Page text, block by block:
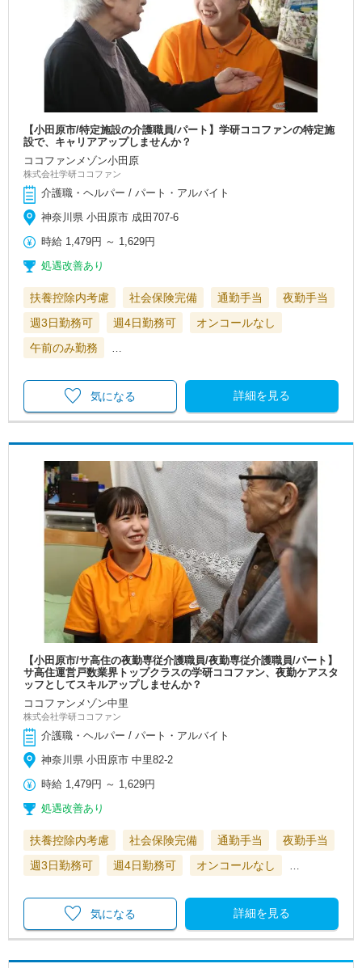
【小田原市/特定施設の介護職員/パート】学研ココファンの特定施
設で、キャリアアップしませんか？
ココファンメゾン小田原
株式会社学研ココファン
介護職・ヘルパー / パート・アルバイト
神奈川県 小田原市 成田707-6
時給 1,479円 ～ 1,629円
処遇改善あり
扶養控除内考慮 社会保険完備 通勤手当
夜勤手当
週3日勤務可
週4日勤務可
オンコールなし
午前のみ勤務
詳細を見る
気になる
【小田原市/サ高住の夜勤専従介護職員/夜勤専従介護職員/パート】
サ高住運営戸数業界トップクラスの学研ココファン、夜勤ケアスタ
ッフとしてスキルアップしませんか？
ココファンメゾン中里
株式会社学研ココファン
介護職・ヘルパー / パート・アルバイト
神奈川県 小田原市 中里82-2
時給 1,479円 ～ 1,629円
処遇改善あり
扶養控除内考慮 社会保険完備 通勤手当
夜勤手当
週3日勤務可
週4日勤務可 オンコールなし …
詳細を見る
気になる